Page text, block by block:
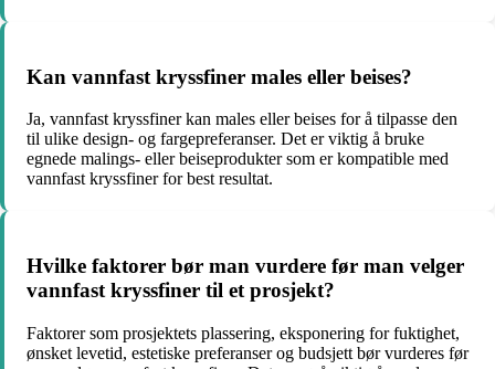
Kan vannfast kryssfiner males eller beises?
Ja, vannfast kryssfiner kan males eller beises for å tilpasse den
til ulike design- og fargepreferanser. Det er viktig å bruke
egnede malings- eller beiseprodukter som er kompatible med
vannfast kryssfiner for best resultat.
Hvilke faktorer bør man vurdere før man velger
vannfast kryssfiner til et prosjekt?
Faktorer som prosjektets plassering, eksponering for fuktighet,
ønsket levetid, estetiske preferanser og budsjett bør vurderes før